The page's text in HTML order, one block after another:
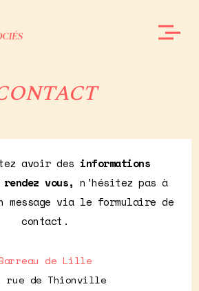
avoir des informations
vous, n'hésitez pas à
message via le formulaire de
contact.
de Lille
rue de Thionville